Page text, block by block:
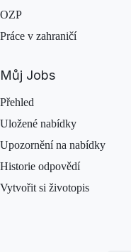
OZP
Práce v zahraničí
Můj Jobs
Přehled
Uložené nabídky
Upozornění na nabídky
Historie odpovědí
Vytvořit si životopis